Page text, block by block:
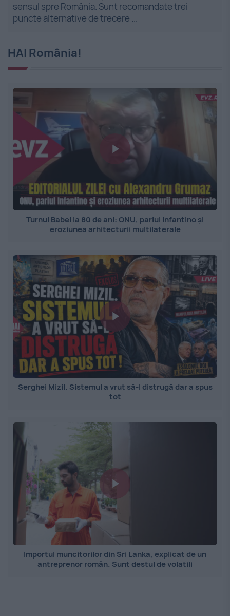
sensul spre România. Sunt recomandate trei
puncte alternative de trecere ...
HAI România!
Turnul Babel la 80 de ani: ONU, pariul Infantino și
eroziunea arhitecturii multilaterale
Serghei Mizil. Sistemul a vrut să-l distrugă dar a spus
tot
Importul muncitorilor din Sri Lanka, explicat de un
antreprenor român. Sunt destul de volatili